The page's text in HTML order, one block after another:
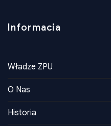
Informacia
Władze ZPU
O Nas
Historia